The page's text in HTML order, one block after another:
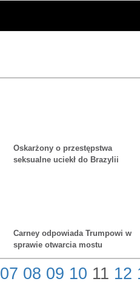
Oskarżony o przestępstwa
seksualne uciekł do Brazylii
Carney odpowiada Trumpowi w
sprawie otwarcia mostu
07 08 09 10 11 12